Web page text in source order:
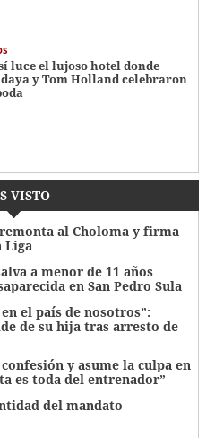
luce el lujoso hotel donde
y Tom Holland celebraron
VISTO
al Choloma y firma
Liga
a menor de 11 años
en San Pedro Sula
el país de nosotros”:
de su hija tras arresto de
y asume la culpa en
es toda del entrenador”
del mandato